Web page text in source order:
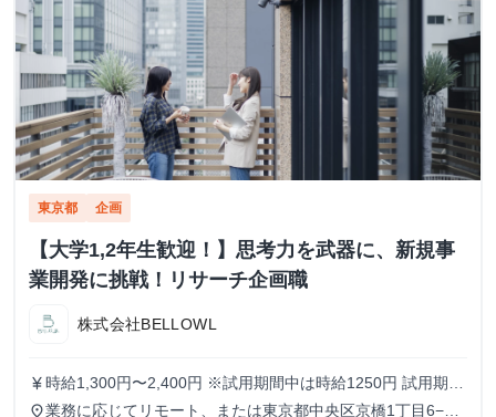
東京都 企画
【大学1,2年生歓迎！】思考力を武器に、新規事
業開発に挑戦！リサーチ企画職
株式会社BELLOWL
currency_yen 時給1,300円〜2,400円 ※試用期間中は時給1250円 試用期
間：3ヶ月〜6ヶ月（3ヶ月ごとに双方意思確認の上、契約を
place業務に応じてリモート、または東京都中央区京橋1丁目6−13